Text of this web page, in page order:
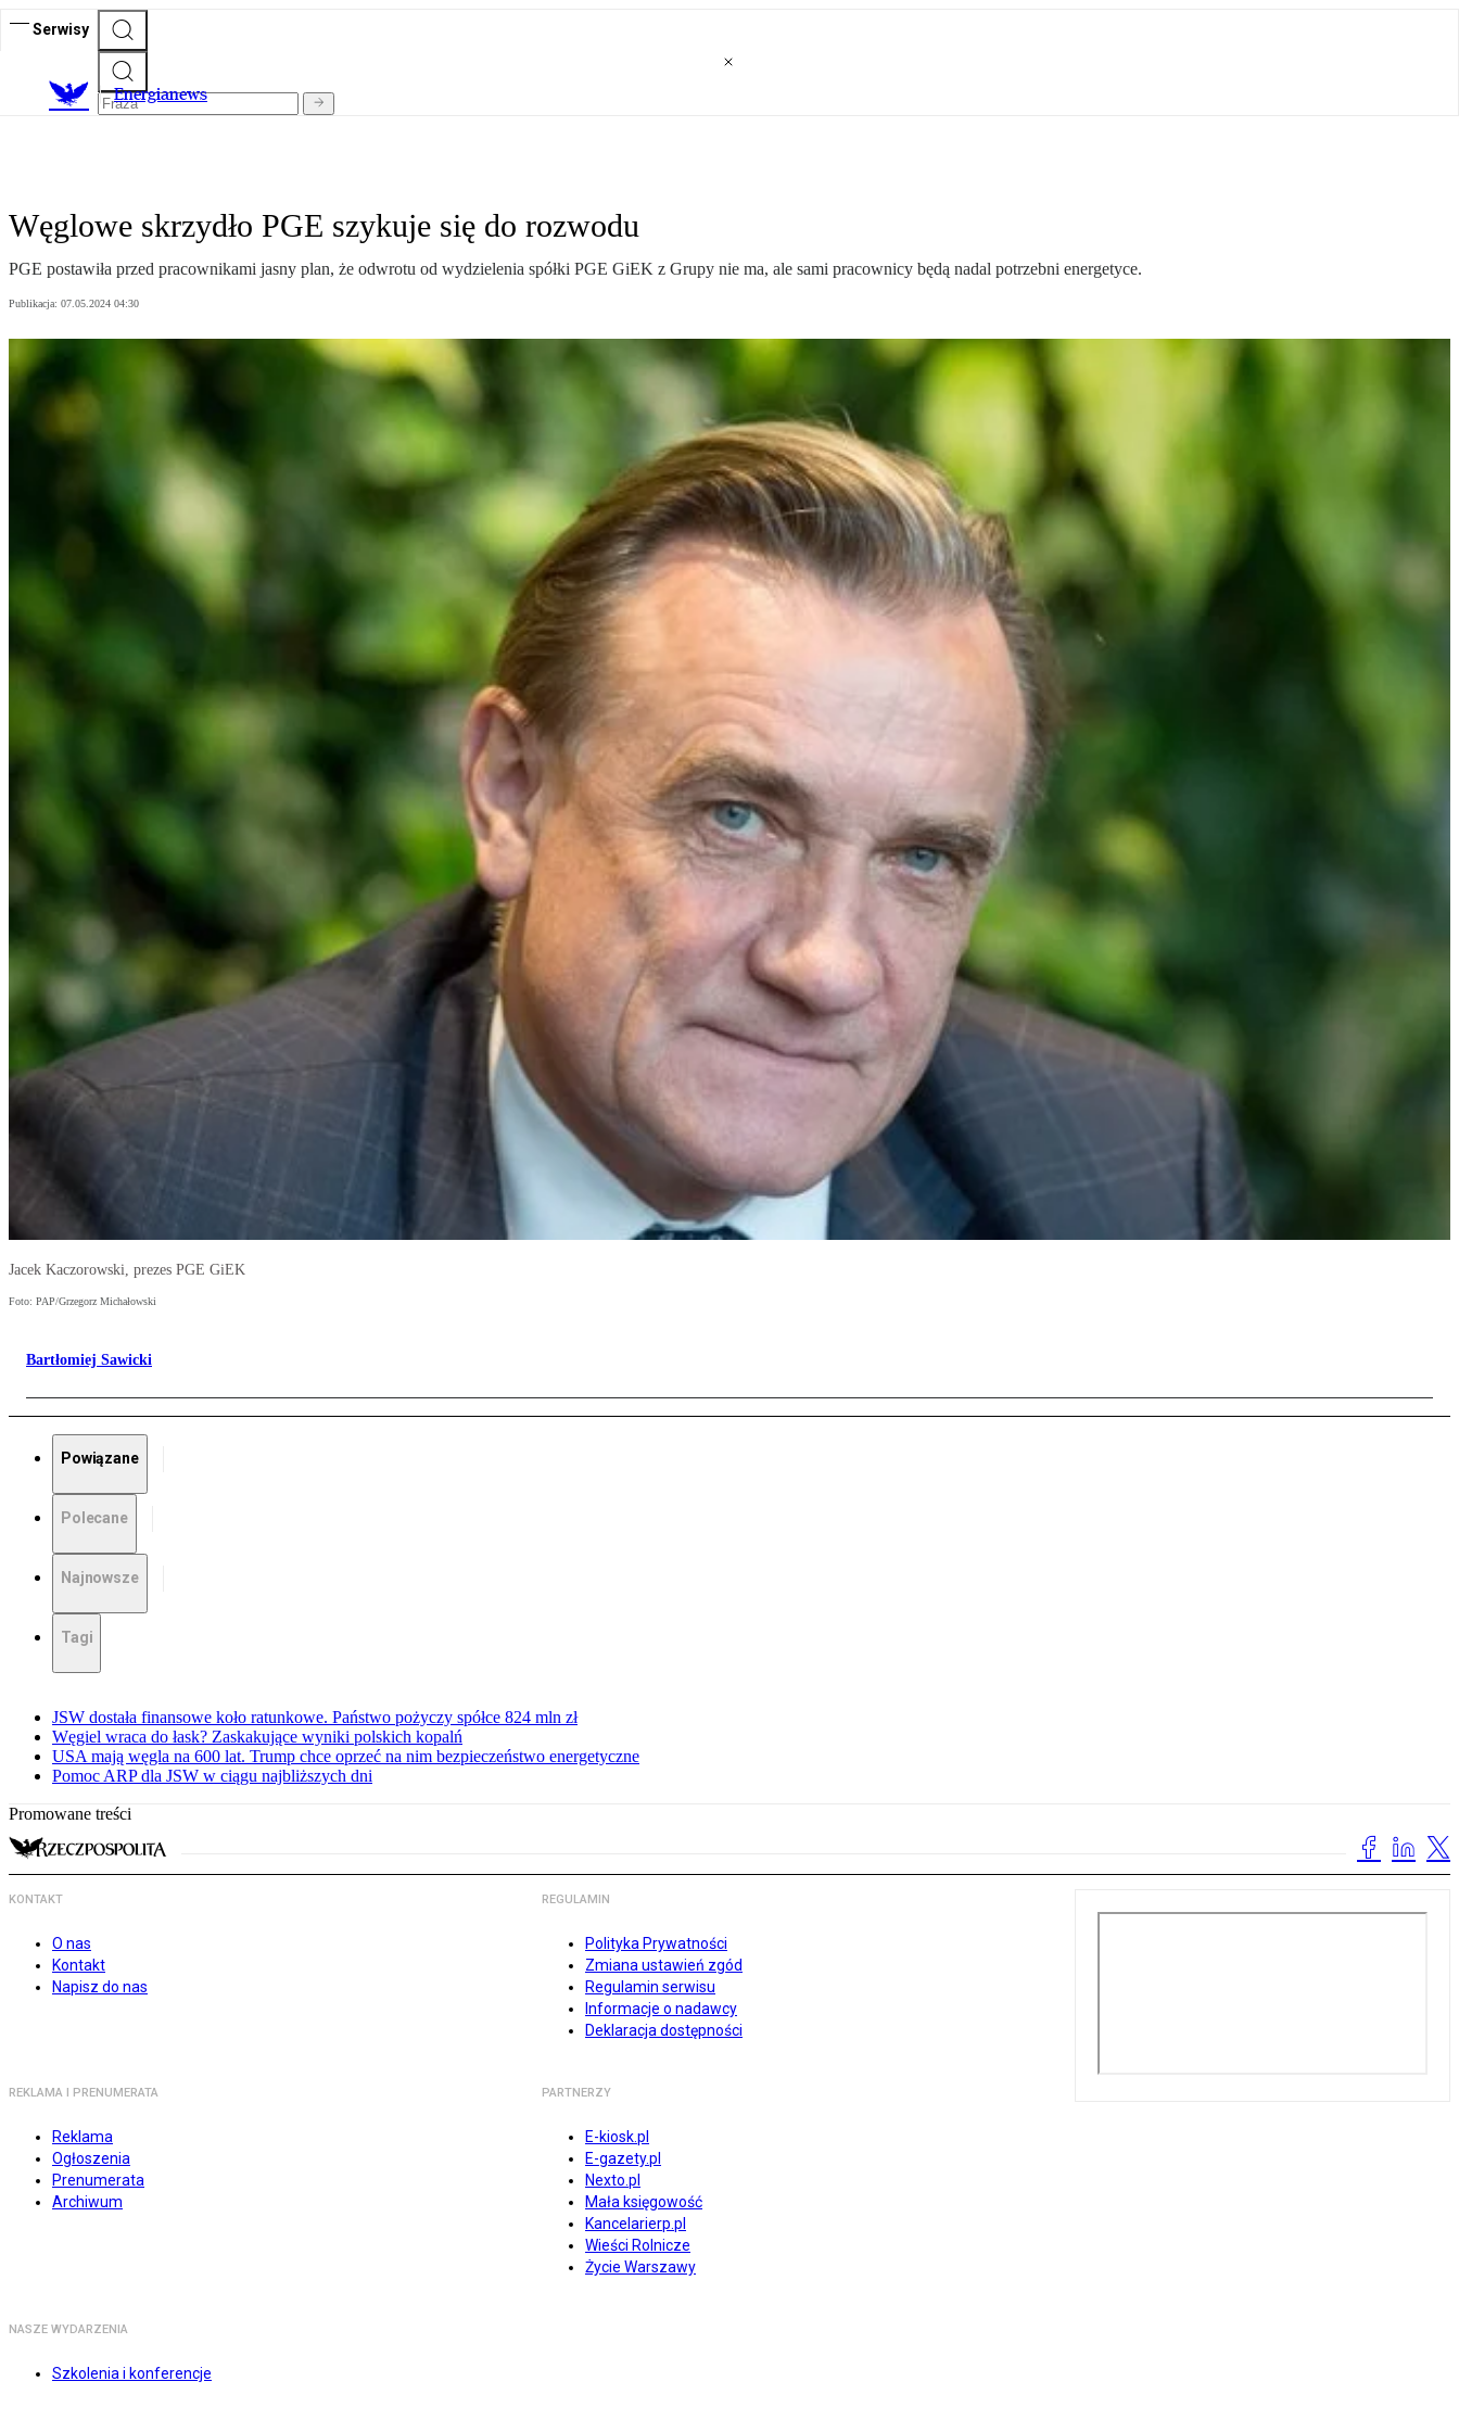
Serwisy
Energianews
Węglowe skrzydło PGE szykuje się do rozwodu
PGE postawiła przed pracownikami jasny plan, że odwrotu od wydzielenia spółki PGE GiEK z Grupy nie ma, ale sami pracownicy będą nadal potrzebni energetyce.
Publikacja: 07.05.2024 04:30
Jacek Kaczorowski, prezes PGE GiEK
Foto: PAP/Grzegorz Michałowski
Bartłomiej Sawicki
Powiązane
Polecane
Najnowsze
Tagi
JSW dostała finansowe koło ratunkowe. Państwo pożyczy spółce 824 mln zł
Węgiel wraca do łask? Zaskakujące wyniki polskich kopalń
USA mają węgla na 600 lat. Trump chce oprzeć na nim bezpieczeństwo energetyczne
Pomoc ARP dla JSW w ciągu najbliższych dni
Promowane treści
KONTAKT
O nas
Kontakt
Napisz do nas
REGULAMIN
Polityka Prywatności
Zmiana ustawień zgód
Regulamin serwisu
Informacje o nadawcy
Deklaracja dostępności
REKLAMA I PRENUMERATA
Reklama
Ogłoszenia
Prenumerata
Archiwum
PARTNERZY
E-kiosk.pl
E-gazety.pl
Nexto.pl
Mała księgowość
Kancelarierp.pl
Wieści Rolnicze
Życie Warszawy
NASZE WYDARZENIA
Szkolenia i konferencje